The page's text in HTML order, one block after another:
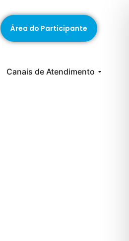
Área do Participante
Canais de Atendimento